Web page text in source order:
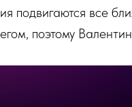
подвигаются все
поэтому